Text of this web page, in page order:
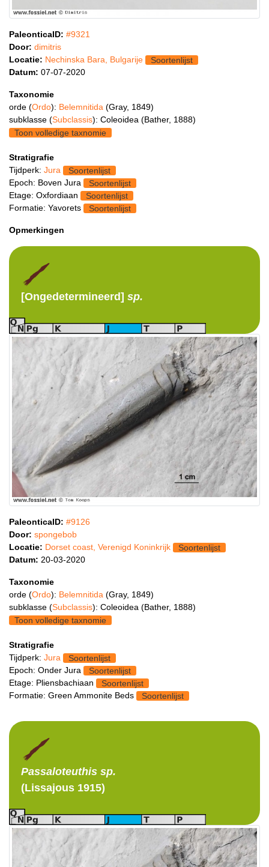
PaleonticaID: #9321
Door: dimitris
Locatie: Nechinska Bara, Bulgarije
Soortenlijst
Datum: 07-07-2020
Taxonomie
orde (Ordo): Belemnitida (Gray, 1849)
subklasse (Subclassis): Coleoidea (Bather, 1888)
Toon volledige taxnomie
Stratigrafie
Tijdperk: Jura
Soortenlijst
Epoch: Boven Jura
Soortenlijst
Etage: Oxfordiaan
Soortenlijst
Formatie: Yavorets
Soortenlijst
Opmerkingen
[Ongedetermineerd] sp.
PaleonticaID: #9126
Door: spongebob
Locatie: Dorset coast, Verenigd Koninkrijk
Soortenlijst
Datum: 20-03-2020
Taxonomie
orde (Ordo): Belemnitida (Gray, 1849)
subklasse (Subclassis): Coleoidea (Bather, 1888)
Toon volledige taxnomie
Stratigrafie
Tijdperk: Jura
Soortenlijst
Epoch: Onder Jura
Soortenlijst
Etage: Pliensbachiaan
Soortenlijst
Formatie: Green Ammonite Beds
Soortenlijst
Passaloteuthis sp.
(Lissajous 1915)